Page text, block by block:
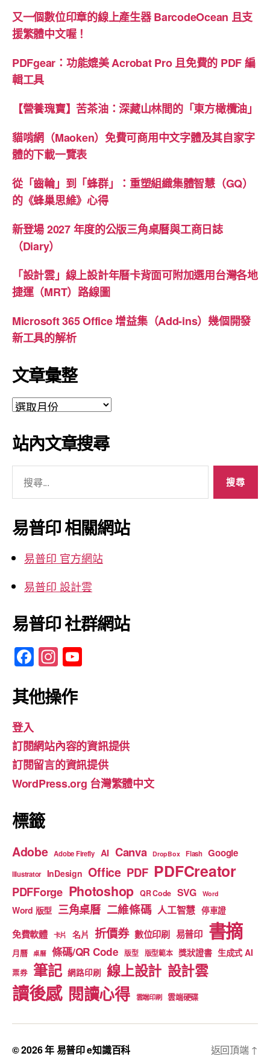
又一個數位印章的線上產生器 BarcodeOcean 且支
援繁體中文喔！
PDFgear：功能媲美 Acrobat Pro 且免費的 PDF 編
輯工具
【營養瑰寶】苦茶油：深藏山林間的「東方橄欖油」
貓啃網（Maoken）免費可商用中文字體及其自家字
體的下載一覽表
從「齒輪」到「蜂群」：重塑組織集體智慧（GQ）
的《蜂巢思維》心得
新登場 2027 年度的公版三角桌曆與工商日誌
（Diary）
「設計雲」線上設計年曆卡背面可附加選用台灣各地
捷運（MRT）路線圖
Microsoft 365 Office 增益集（Add-ins）幾個開發
新工具的解析
文章彙整
文
彙
整
站內文章搜尋
關
鍵
字:
易普印 相關網站
易普印 官方網站
易普印 設計雲
易普印 社群網站
F
c
b
o
o
k
In
a
a
m
u
b
e
其他操作
登入
訂閱網站內容的資訊提供
訂閱留言的資訊提供
WordPress.org 台灣繁體中文
標籤
Adobe Adobe Firefly AI Canva DropBox Flash Google
Illustrator InDesign Office PDF PDFCreator
PDFForge Photoshop QR Code SVG Word
Word 版型 三角桌曆 二維條碼 人工智慧 停車證
免費軟體 卡片 名片 折價券 數位印刷 易普印 書摘
月曆 桌曆 條碼/QR Code 版型 版型範本 獎狀證書 生成式 AI
票券 筆記 網路印刷 線上設計 設計雲
讀後感 閱讀心得 雲端印刷 雲端硬碟
© 2026 年易普印 e知識百科 返回頂端 ↑